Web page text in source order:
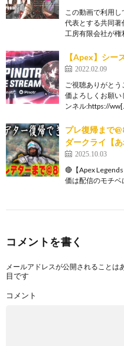
この動画で利用
代表とする共同
工房有限会社が
【Apex】シー
2022.02.09
ご視聴ありがと
価よろしくお願い
ンネル:https://
プレ復帰まで
ダークライ【
2025.10.03
🔴【Apex
価は配信のモチ
コメントを書く
メールアドレスが公開されることは
目です
コメント